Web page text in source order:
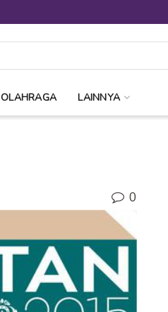
OLAHRAGA LAINNYA
0